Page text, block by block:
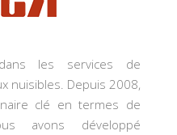
les services de
nuisibles. Depuis 2008,
clé en termes de
avons développé